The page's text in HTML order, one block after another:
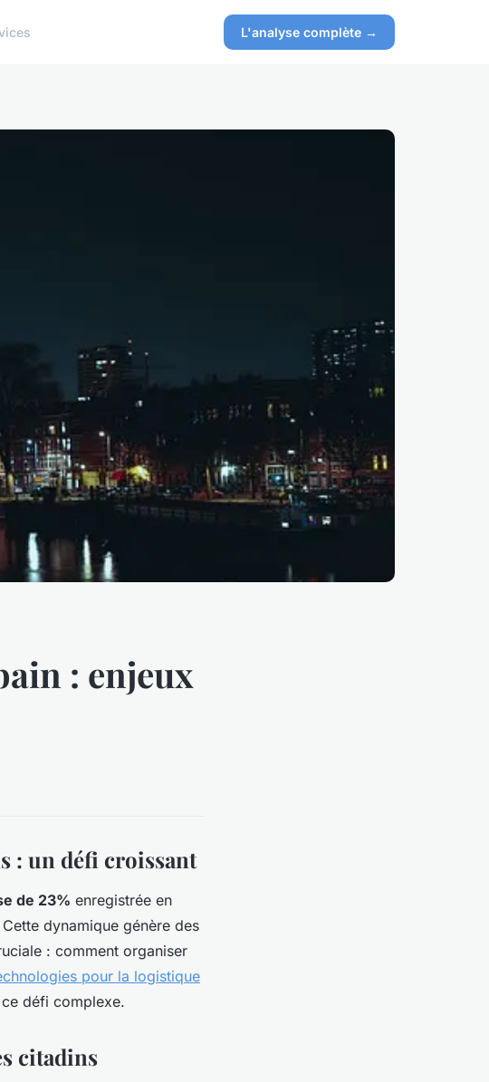
L'analyse complète →
: enjeux
: un défi croissant
de 23% enregistrée en
dynamique génère des
: comment organiser
pour la logistique
défi complexe.
citadins